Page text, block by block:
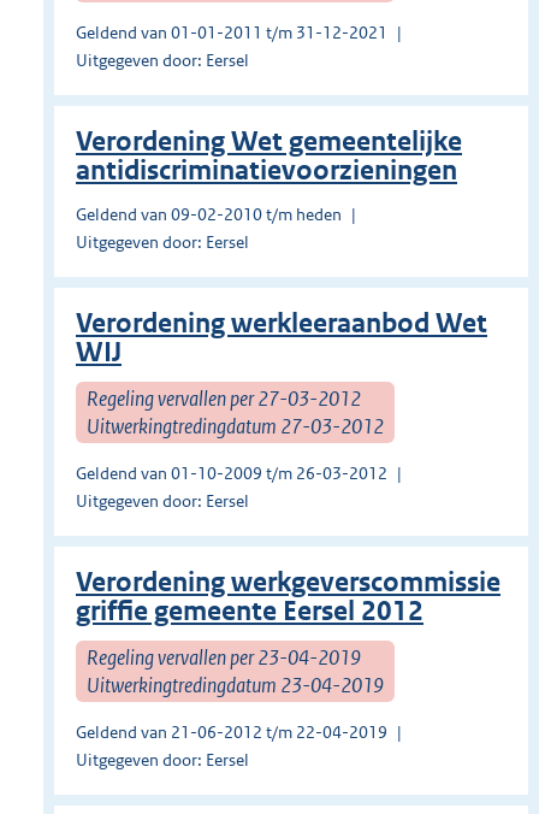
Geldend van 01-01-2011 t/m 31-12-2021
Uitgegeven door: Eersel
Verordening Wet gemeentelijke
antidiscriminatievoorzieningen
Geldend van 09-02-2010 t/m heden
Uitgegeven door: Eersel
Verordening werkleeraanbod Wet
WIJ
Regeling vervallen per 27-03-2012
Uitwerkingtredingdatum 27-03-2012
Geldend van 01-10-2009 t/m 26-03-2012
Uitgegeven door: Eersel
Verordening werkgeverscommissie
griffie gemeente Eersel 2012
Regeling vervallen per 23-04-2019
Uitwerkingtredingdatum 23-04-2019
Geldend van 21-06-2012 t/m 22-04-2019
Uitgegeven door: Eersel